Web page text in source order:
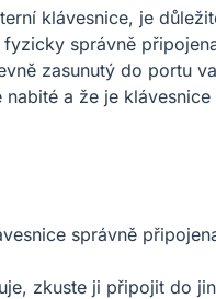
klávesnice, je
správně
zasunutý do portu
a že je klávesnice
správně
zkuste ji připojit do